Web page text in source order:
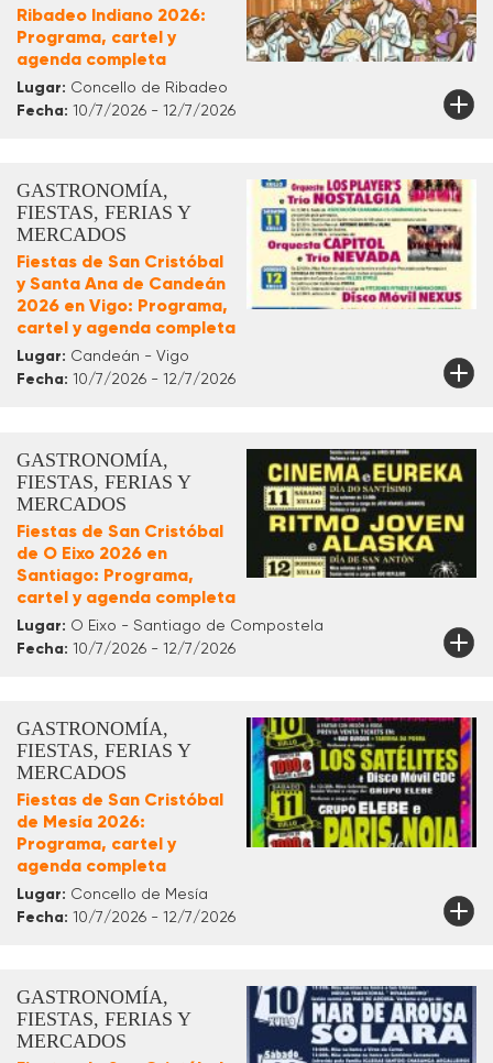
Ribadeo Indiano 2026:
Programa, cartel y
agenda completa
Lugar: Concello de Ribadeo
Fecha: 10/7/2026 - 12/7/2026
GASTRONOMÍA,
FIESTAS, FERIAS Y
MERCADOS
Fiestas de San Cristóbal
y Santa Ana de Candeán
2026 en Vigo: Programa,
cartel y agenda completa
Lugar: Candeán - Vigo
Fecha: 10/7/2026 - 12/7/2026
GASTRONOMÍA,
FIESTAS, FERIAS Y
MERCADOS
Fiestas de San Cristóbal
de O Eixo 2026 en
Santiago: Programa,
cartel y agenda completa
Lugar: O Eixo - Santiago de Compostela
Fecha: 10/7/2026 - 12/7/2026
GASTRONOMÍA,
FIESTAS, FERIAS Y
MERCADOS
Fiestas de San Cristóbal
de Mesía 2026:
Programa, cartel y
agenda completa
Lugar: Concello de Mesía
Fecha: 10/7/2026 - 12/7/2026
GASTRONOMÍA,
FIESTAS, FERIAS Y
MERCADOS